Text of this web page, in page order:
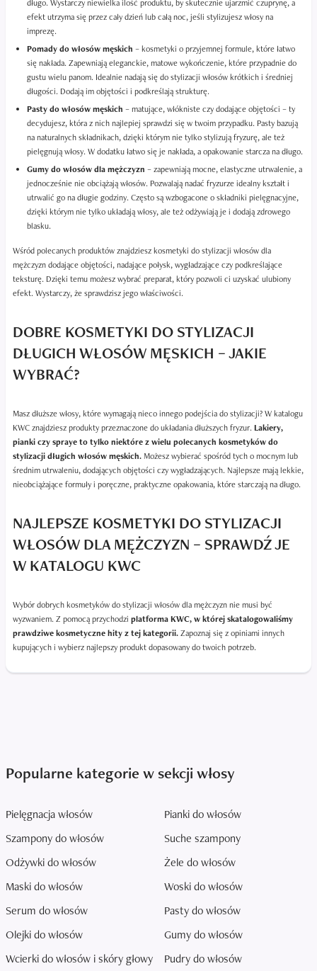
długo. Wystarczy niewielka ilość produktu, by skutecznie ujarzmić czuprynę, a
efekt utrzyma się przez cały dzień lub całą noc, jeśli stylizujesz włosy na
imprezę.
Pomady do włosów męskich – kosmetyki o przyjemnej formule, które łatwo
się nakłada. Zapewniają eleganckie, matowe wykończenie, które przypadnie do
gustu wielu panom. Idealnie nadają się do stylizacji włosów krótkich i średniej
długości. Dodają im objętości i podkreślają strukturę.
Pasty do włosów męskich – matujące, włókniste czy dodające objętości – ty
decydujesz, która z nich najlepiej sprawdzi się w twoim przypadku. Pasty bazują
na naturalnych składnikach, dzięki którym nie tylko stylizują fryzurę, ale też
pielęgnują włosy. W dodatku łatwo się je nakłada, a opakowanie starcza na długo.
Gumy do włosów dla mężczyzn – zapewniają mocne, elastyczne utrwalenie, a
jednocześnie nie obciążają włosów. Pozwalają nadać fryzurze idealny kształt i
utrwalić go na długie godziny. Często są wzbogacone o składniki pielęgnacyjne,
dzięki którym nie tylko układają włosy, ale też odżywiają je i dodają zdrowego
blasku.
Wśród polecanych produktów znajdziesz kosmetyki do stylizacji włosów dla
mężczyzn dodające objętości, nadające połysk, wygładzające czy podkreślające
teksturę. Dzięki temu możesz wybrać preparat, który pozwoli ci uzyskać ulubiony
efekt. Wystarczy, że sprawdzisz jego właściwości.
DOBRE KOSMETYKI DO STYLIZACJI
DŁUGICH WŁOSÓW MĘSKICH – JAKIE
WYBRAĆ?
Masz dłuższe włosy, które wymagają nieco innego podejścia do stylizacji? W katalogu
KWC znajdziesz produkty przeznaczone do układania dłuższych fryzur. Lakiery,
pianki czy spraye to tylko niektóre z wielu polecanych kosmetyków do
stylizacji długich włosów męskich.Możesz wybierać spośród tych o mocnym lub
średnim utrwaleniu, dodających objętości czy wygładzających. Najlepsze mają lekkie,
nieobciążające formuły i poręczne, praktyczne opakowania, które starczają na długo.
NAJLEPSZE KOSMETYKI DO STYLIZACJI
WŁOSÓW DLA MĘŻCZYZN – SPRAWDŹ JE
W KATALOGU KWC
Wybór dobrych kosmetyków do stylizacji włosów dla mężczyzn nie musi być
wyzwaniem. Z pomocą przychodzi platforma KWC, w której skatalogowaliśmy
prawdziwe kosmetyczne hity z tej kategorii.Zapoznaj się z opiniami innych
kupujących i wybierz najlepszy produkt dopasowany do twoich potrzeb.
Popularne kategorie w sekcji włosy
Pielęgnacja włosów
Szampony do włosów
Odżywki do włosów
Maski do włosów
Serum do włosów
Olejki do włosów
Wcierki do włosów i skóry głowy
Pianki do włosów
Suche szampony
Żele do włosów
Woski do włosów
Pasty do włosów
Gumy do włosów
Pudry do włosów